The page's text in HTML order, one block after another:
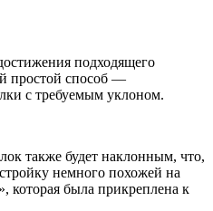
подходящего
простой способ —
с требуемым уклоном.
также будет наклонным, что,
немного похожей на
которая была прикреплена к